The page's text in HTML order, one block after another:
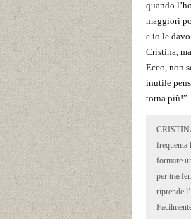
quando
maggiori
e io le
Cristina,
Ecco, non
inutile
torna più!”
frequenta
formare
per
riprende